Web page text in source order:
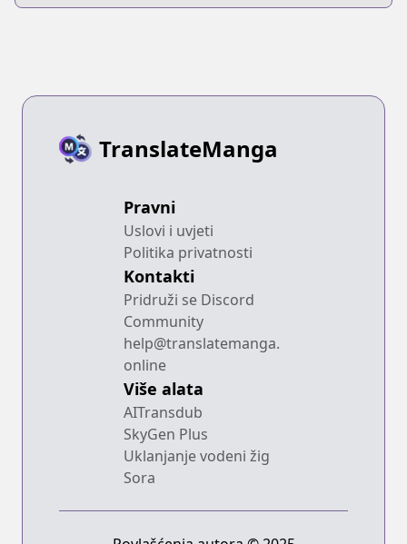
TranslateManga
Pravni
Uslovi i uvjeti
Politika privatnosti
Kontakti
Pridruži se Discord
Community
help@translatemanga.
online
Više alata
AITransdub
SkyGen Plus
Uklanjanje vodeni žig
Sora